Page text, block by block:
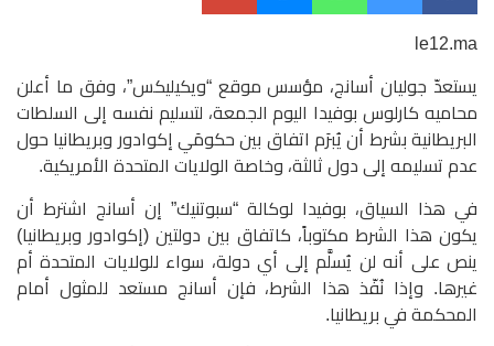
le12.ma
يستعدّ جوليان أسانج، مؤسس موقع “ويكيليكس”، وفق ما أعلن
محاميه كارلوس بوفيدا اليوم الجمعة، لتسليم نفسه إلى السلطات
البريطانية بشرط أن يُبرَم اتفاق بين حكومَي إكوادور وبريطانيا حول
عدم تسليمه إلى دول ثالثة، وخاصة الولايات المتحدة الأمريكية.
في هذا السياق، بوفيدا لوكالة “سبوتنيك” إن أسانج اشترط أن
يكون هذا الشرط مكتوباً، كاتفاق بين دولتين (إكوادور وبريطانيا)
ينص على أنه لن يُسلَّم إلى أي دولة، سواء للولايات المتحدة أم
غيرها. وإذا نُفّذ هذا الشرط، فإن أسانج مستعد للمثول أمام
المحكمة في بريطانيا.